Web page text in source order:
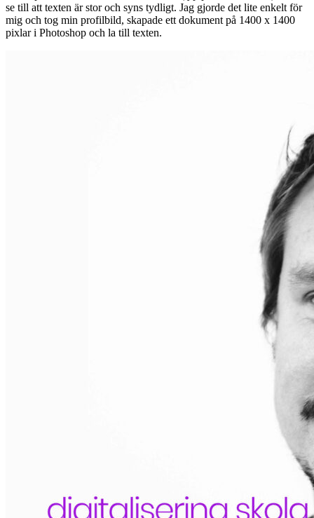
se till att texten är stor och syns tydligt. Jag gjorde det lite enkelt för
mig och tog min profilbild, skapade ett dokument på 1400 x 1400
pixlar i Photoshop och la till texten.